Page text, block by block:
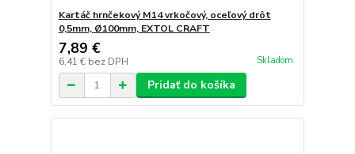
Kartáč hrnčekový M14 vrkočový, oceľový drôt
0,5mm, Ø100mm, EXTOL CRAFT
7,89 €
6,41 € bez DPH Skladom
Pridať do košíka